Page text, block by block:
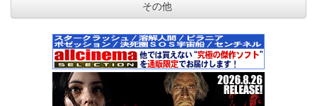
その他